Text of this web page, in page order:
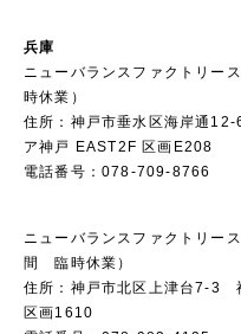
兵庫
ニューバランスファクトリ
時休業）
住所：神戸市垂水区海岸通
ア神戸 EAST2F 区画E208
電話番号：078-709-8766
ニューバランスファクトリー
間 臨時休業）
住所：神戸市北区上津台7-3
区画1610